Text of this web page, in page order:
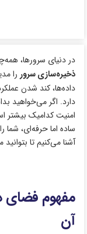
در دنیای سرورها،
ذخیره‌سازی سرور را
داده‌ها، کند شدن
امنیت کدامیک بیشتر
ساده اما حرفه‌ای، شما
آشنا می‌کنیم تا
مفهوم فضای
آن